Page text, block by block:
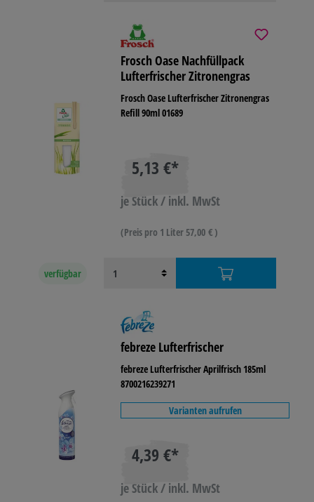
Frosch Oase Nachfüllpack
Lufterfrischer Zitronengras
Frosch Oase Lufterfrischer Zitronengras
Refill 90ml 01689
5,13 €*
je Stück / inkl. MwSt
(Preis pro 1 Liter 57,00 € )
verfügbar
febreze Lufterfrischer
febreze Lufterfrischer Aprilfrisch 185ml
8700216239271
Varianten aufrufen
4,39 €*
je Stück / inkl. MwSt